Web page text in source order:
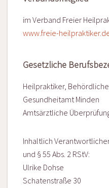
im Verband Freier
www.freie-
Gesetzliche
Heilpraktiker,
Gesundheitamt Minden
Amtsärztliche
Inhaltlich
und § 55 Abs. 2 RStV:
Ulrike Dohse
Schatenstraße 30